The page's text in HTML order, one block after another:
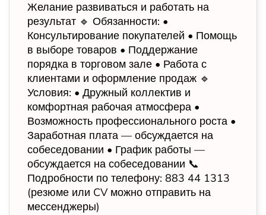
Желание развиваться и работать на
результат 🔹 Обязанности: •
Консультирование покупателей • Помощь
в выборе товаров • Поддержание
порядка в торговом зале • Работа с
клиентами и оформление продаж 🔹
Условия: • Дружный коллектив и
комфортная рабочая атмосфера •
Возможность профессионального роста •
Заработная плата — обсуждается на
собеседовании • График работы —
обсуждается на собеседовании 📞
Подробности по телефону: 883 44 1313
(резюме или CV можно отправить на
мессенджеры)